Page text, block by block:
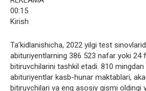
00:15
Kirish
Ta’kidlanishicha, 2022 yilgi test
abituriyentlarning 386 523 nafar yoki 24
bitiruvchilarini tashkil etadi. 810 mingdan
abituriyentlar kasb-hunar maktablari,
bitiruvchilari va eng asosiy qismi oldingi